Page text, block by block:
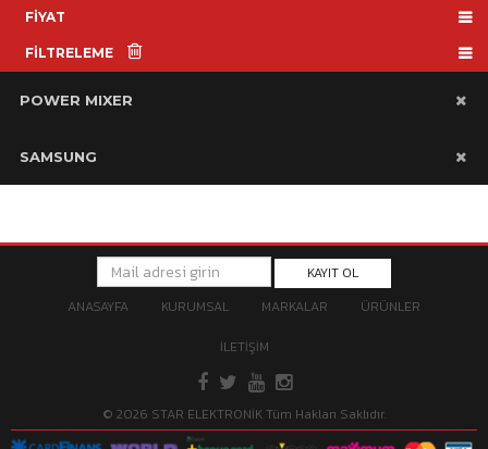
FİYAT
FİLTRELEME
POWER MIXER
SAMSUNG
KAYIT OL
ANASAYFA
KURUMSAL MARKALAR ÜRÜNLER
İLETİŞİM
© 2026 STAR ELEKTRONİK Tüm Hakları Saklıdır.